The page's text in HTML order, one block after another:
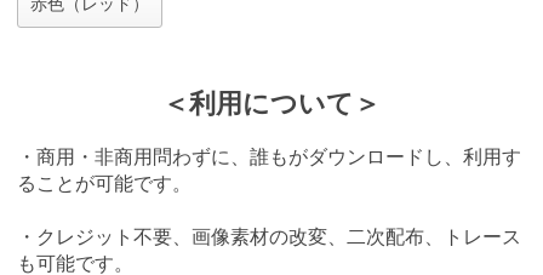
＜利用について＞
・商用・非商用問わずに、誰もがダウンロードし、利用す
ることが可能です。
・クレジット不要、画像素材の改変、二次配布、トレース
も可能です。